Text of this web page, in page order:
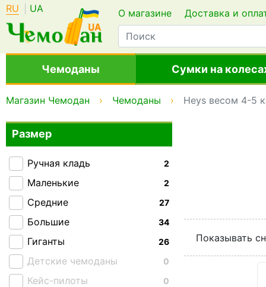
RU UA О магазине Доставка и
Чемоданы Сумки на
Магазин Чемодан Чемоданы Heys весом 4-5
Показывать
Размер
2
Ручная кладь
2
Маленькие
27
Средние
34
Большие
26
Гиганты
0
Детские чемоданы
0
Кейс-пилоты